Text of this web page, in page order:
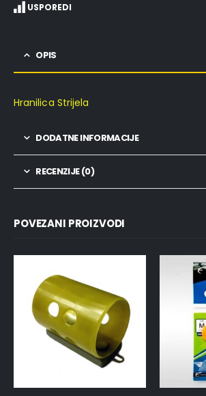
USPOREDI
OPIS
Hranilica Strijela
DODATNE INFORMACIJE
RECENZIJE (0)
POVEZANI PROIZVODI